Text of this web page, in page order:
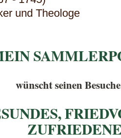
und Theologe
wünscht seinen